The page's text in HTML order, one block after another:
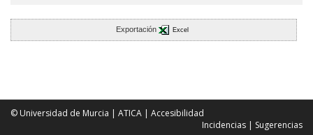
Exportación Excel
© Universidad de Murcia | ATICA | Accesibilidad
Incidencias | Sugerencias